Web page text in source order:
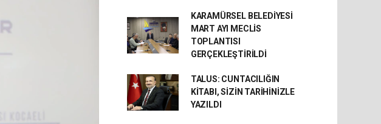
KARAMÜRSEL BELEDİYESİ
MART AYI MECLİS
TOPLANTISI
GERÇEKLEŞTİRİLDİ
TALUS: CUNTACILIĞIN
KİTABI, SİZİN TARİHİNİZLE
YAZILDI